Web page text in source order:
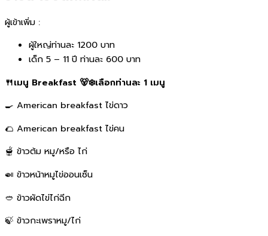
ผู้เข้าเพิ่ม :
ผู้ใหญ่ท่านละ 1200 บาท
เด็ก 5 – 11 ปี ท่านละ 600 บาท
🍴เมนู Breakfast 🐻‍❄️เลือกท่านละ 1 เมนู
🍳 American breakfast ไข่ดาว
🌮 American breakfast ไข่คน
🫕 ข้าวต้ม หมู/หรือ ไก่
🍛 ข้าวหน้าหมูไข่ออนเซ็น
🥙 ข้าวผัดไข่ไก่ฉีก
🍃 ข้าวกะเพราหมู/ไก่